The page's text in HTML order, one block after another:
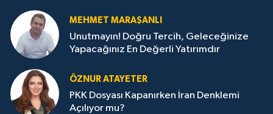
MEHMET MARAŞANLI
Unutmayın! Doğru Tercih, Geleceğinize
Yapacağınız En Değerli Yatırımdır
ÖZNUR ATAYETER
PKK Dosyası Kapanırken İran Denklemi
Açılıyor mu?